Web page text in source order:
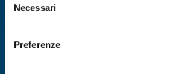
Per conoscere i dettagli, consulta la
https://
https://
delNecessari
Preferenze
Offerta di tecnologia
metodologia esperienziale